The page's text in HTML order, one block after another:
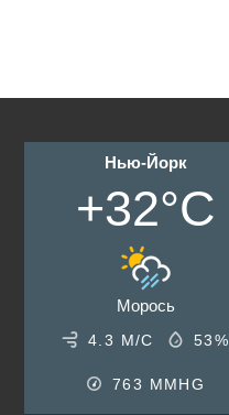
Нью-Йорк
+32°C
Морось
4.3 М/С 53%
763 MMHG